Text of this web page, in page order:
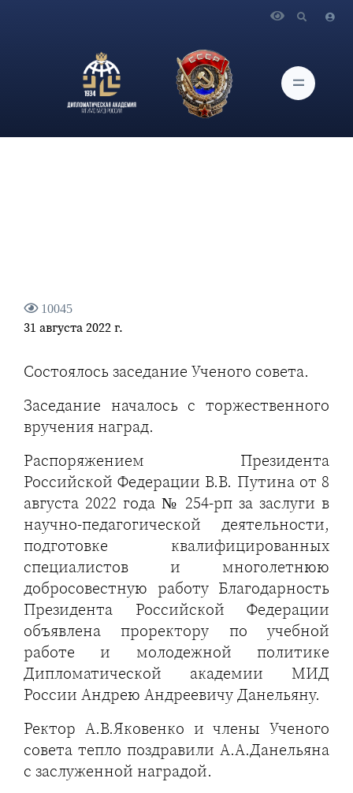
10045
31 августа 2022 г.
Cостоялось заседание Ученого совета.
Заседание началось с торжественного
вручения наград.
Распоряжением Президента
Российской Федерации В.В. Путина от 8
августа 2022 года № 254-рп за заслуги в
научно-педагогической деятельности,
подготовке квалифицированных
специалистов и многолетнюю
добросовестную работу Благодарность
Президента Российской Федерации
объявлена проректору по учебной
работе и молодежной политике
Дипломатической академии МИД
России Андрею Андреевичу Данельяну.
Ректор А.В.Яковенко и члены Ученого
совета тепло поздравили А.А.Данельяна
с заслуженной наградой.